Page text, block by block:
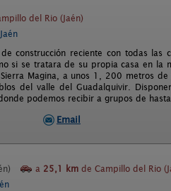
del Rio (Jaén)
construcción reciente con todas
si se tratara de su propia casa en la
Magina, a unos 1, 200 metros
del valle del Guadalquivir.
podemos recibir a grupos de
Email
a 25,1 km de Campillo del Rio